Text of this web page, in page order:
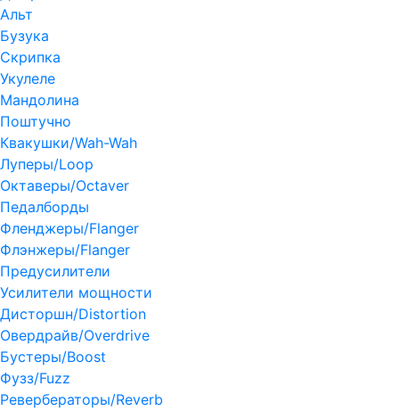
Альт
Бузука
Скрипка
Укулеле
Мандолина
Поштучно
Квакушки/Wah-Wah
Луперы/Loop
Октаверы/Octaver
Педалборды
Фленджеры/Flanger
Флэнжеры/Flanger
Предусилители
Усилители мощности
Дисторшн/Distortion
Овердрайв/Overdrive
Бустеры/Boost
Фузз/Fuzz
Ревербераторы/Reverb